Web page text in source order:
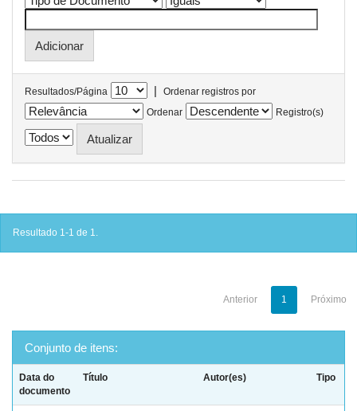
Resultados/Página |
Ordenar registros por
Ordenar
Registro(s)
Resultado 1-1 de 1.
Anterior 1 Próximo
Conjunto de itens:
Data do
documento
Título Autor(es) Tipo